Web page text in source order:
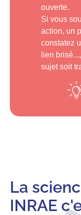
ouverte.
Si vous
action, un
constatez
lien
sujet soit
La
INRAE